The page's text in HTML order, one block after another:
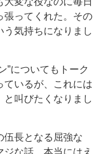
張ってくれた。その
気持ちになりまし
”についてもトーク
ているが、これには
叫びたくなりまし
長となる屈強な
な話、本当にはえ